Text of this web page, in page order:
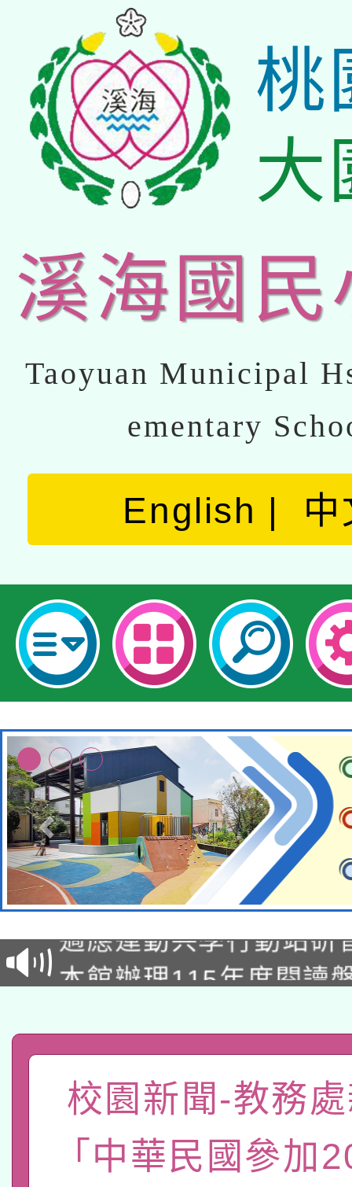
桃
大
溪海國民
Taoyuan Municipal
ementary
English 中
本校115學年度第2次
招甄選結果公告(無人
招)
本館辦理115年度閱讀
礎課程
「數位內容與教學軟
有關大陸委員會函釋公
薪期間赴陸應申請許可
轉知經濟部水利署委託
校園新聞-教務
「中華民國參加